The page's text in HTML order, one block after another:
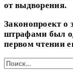
от выдворения.
Законопроект о
штрафами был
первом чтении
Найти: